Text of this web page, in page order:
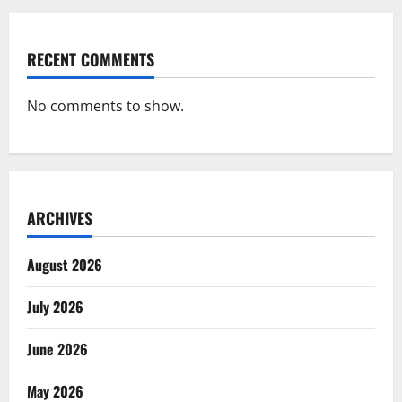
RECENT COMMENTS
No comments to show.
ARCHIVES
August 2026
July 2026
June 2026
May 2026